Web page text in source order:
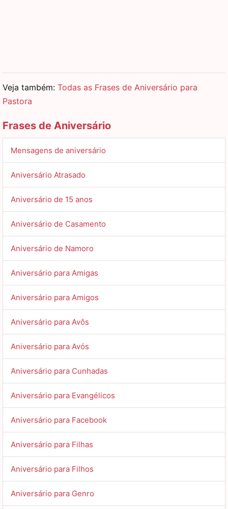
Veja também: Todas as Frases de Aniversário para
Pastora
Frases de Aniversário
Mensagens de aniversário
Aniversário Atrasado
Aniversário de 15 anos
Aniversário de Casamento
Aniversário de Namoro
Aniversário para Amigas
Aniversário para Amigos
Aniversário para Avôs
Aniversário para Avós
Aniversário para Cunhadas
Aniversário para Evangélicos
Aniversário para Facebook
Aniversário para Filhas
Aniversário para Filhos
Aniversário para Genro